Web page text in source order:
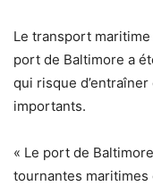
Le transport
port de Baltimore a
qui risque
importants.
« Le port de
tournantes maritimes